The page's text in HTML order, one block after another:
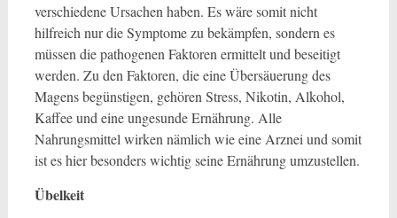
verschiedene Ursachen haben. Es wäre somit nicht
hilfreich nur die Symptome zu bekämpfen, sondern es
müssen die pathogenen Faktoren ermittelt und beseitigt
werden. Zu den Faktoren, die eine Übersäuerung des
Magens begünstigen, gehören Stress, Nikotin, Alkohol,
Kaffee und eine ungesunde Ernährung. Alle
Nahrungsmittel wirken nämlich wie eine Arznei und somit
ist es hier besonders wichtig seine Ernährung umzustellen.
Übelkeit